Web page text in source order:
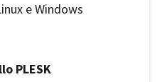
e Windows
PLESK